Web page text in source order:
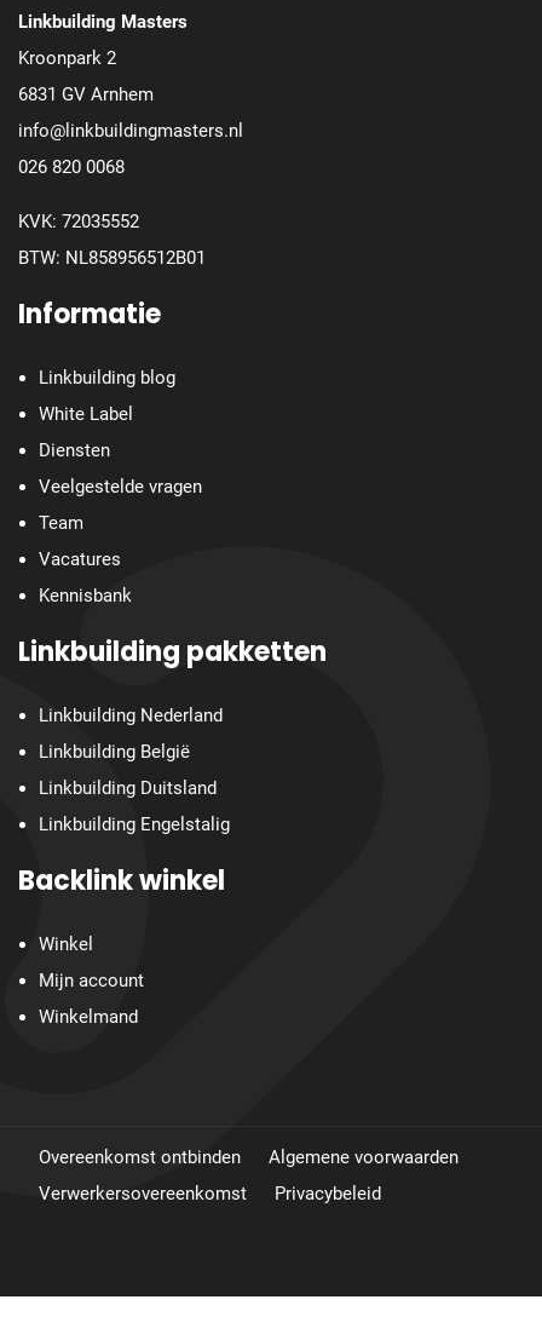
Linkbuilding Masters
Kroonpark 2
6831 GV Arnhem
info@linkbuildingmasters.nl
026 820 0068
KVK: 72035552
BTW: NL858956512B01
Informatie
Linkbuilding blog
White Label
Diensten
Veelgestelde vragen
Team
Vacatures
Kennisbank
Linkbuilding pakketten
Linkbuilding Nederland
Linkbuilding België
Linkbuilding Duitsland
Linkbuilding Engelstalig
Backlink winkel
Winkel
Mijn account
Winkelmand
Overeenkomst ontbinden
Algemene voorwaarden
Verwerkersovereenkomst
Privacybeleid